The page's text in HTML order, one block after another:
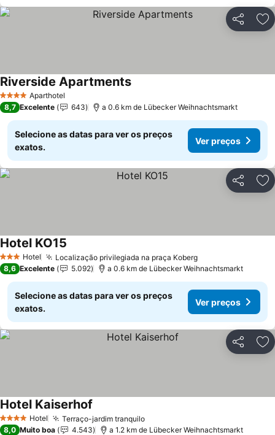
Partilhar
4 EstrelasAparthotel
Riverside Apartments
8,7 Excelente 643 a 0.6 km de Lübecker Weihnachtsmarkt
Selecione as datas para ver os preços
exatos.
Ver preços
Partilhar
3 EstrelasHotel Localização privilegiada na praça Koberg
Hotel KO15
8,6 Excelente 5.092 a 0.6 km de Lübecker Weihnachtsmarkt
Selecione as datas para ver os preços
exatos.
Ver preços
Partilhar
4 EstrelasHotel Terraço-jardim tranquilo
Hotel Kaiserhof
8,0 Muito boa 4.543 a 1.2 km de Lübecker Weihnachtsmarkt